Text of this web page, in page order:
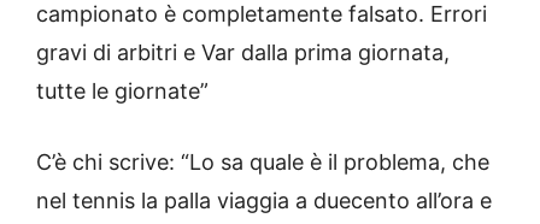
campionato è completamente falsato. Errori
gravi di arbitri e Var dalla prima giornata,
tutte le giornate”
C’è chi scrive: “Lo sa quale è il problema, che
nel tennis la palla viaggia a duecento all’ora e